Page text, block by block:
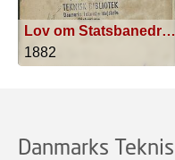
Lov om Statsbanedriftens Ordning
1882
Danmarks